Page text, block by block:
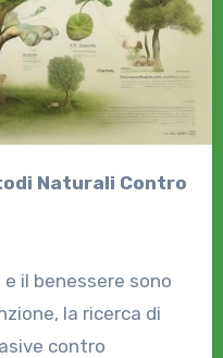
e il benessere sono
la ricerca di
contro